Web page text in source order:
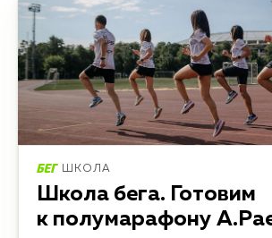
ШКОЛА
Школа бега. Готовим
к полумарафону